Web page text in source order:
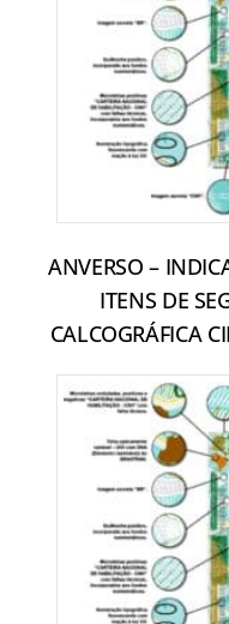
ANVERSO –
ITENS DE
CALCOGRÁFICA